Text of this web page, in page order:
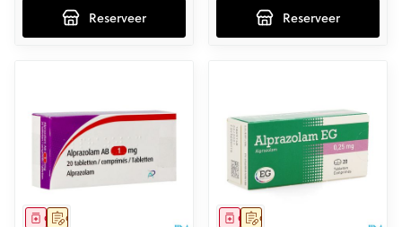
Reserveer Reserveer
Op voorschrift
Geneesmiddel Op voorschrift
Geneesmiddel